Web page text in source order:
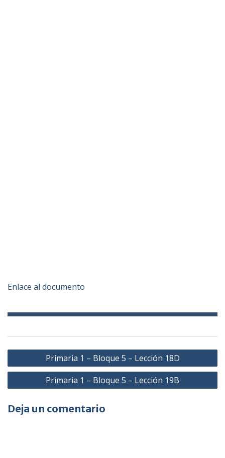
Enlace al documento
Navegación
de
entradas
Primaria 1 – Bloque 5 – Lección 18D
Primaria 1 – Bloque 5 – Lección 19B
Deja un comentario